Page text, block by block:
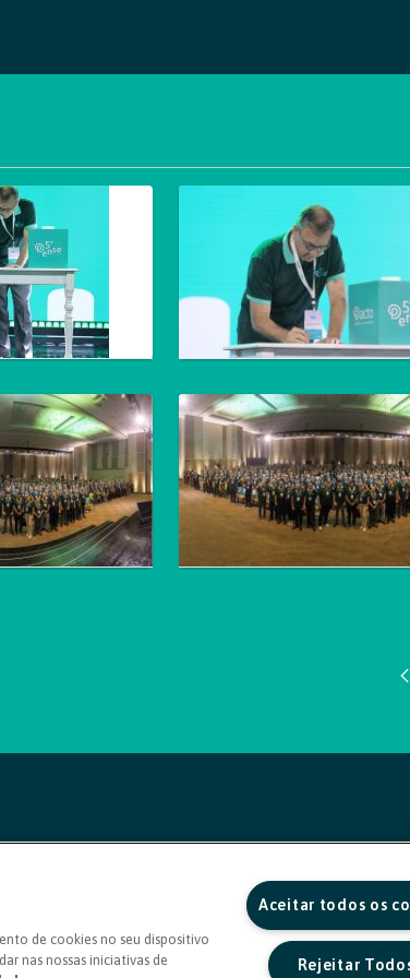
de cookies no seu dispositivo
nas nossas iniciativas de
Aceitar todos os
Rejeitar